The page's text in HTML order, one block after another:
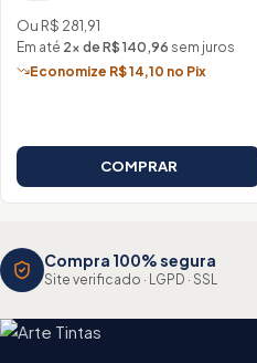
Ou R$ 281,91
Em até 2× de R$ 140,96 sem juros
Economize R$ 14,10 no Pix
COMPRAR
Compra 100% segura
Site verificado · LGPD · SSL